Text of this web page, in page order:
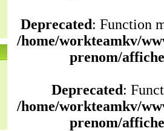
Deprecated: Function
/home/workteamkv/
prenom/
Deprecated:
/home/workteamkv/
prenom/